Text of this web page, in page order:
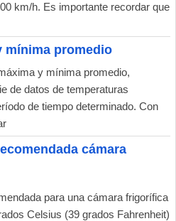
km/h. Es importante recordar que
mínima promedio
y mínima promedio,
de datos de temperaturas
de tiempo determinado. Con
cámara
para una cámara frigorífica
Celsius (39 grados Fahrenheit)